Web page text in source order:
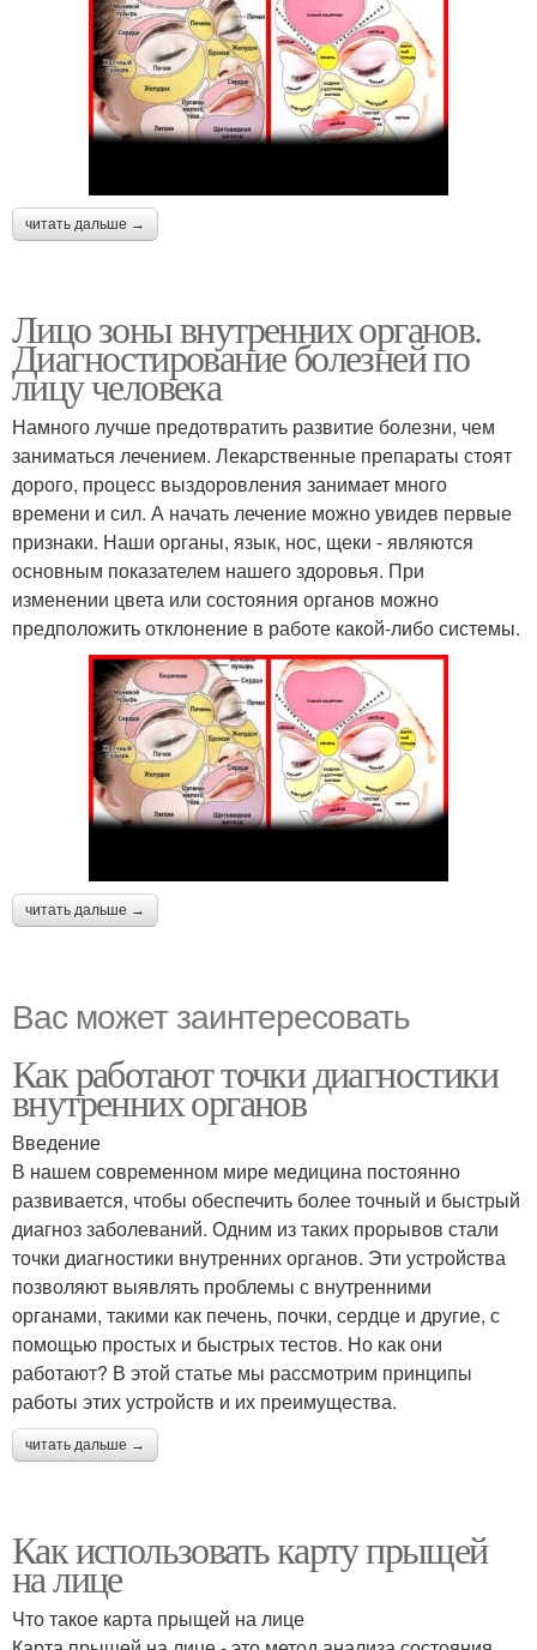
читать дальше →
Лицо зоны внутренних органов.
Диагностирование болезней по
лицу человека
Намного лучше предотвратить развитие болезни, чем
заниматься лечением. Лекарственные препараты стоят
дорого, процесс выздоровления занимает много
времени и сил. А начать лечение можно увидев первые
признаки. Наши органы, язык, нос, щеки - являются
основным показателем нашего здоровья. При
изменении цвета или состояния органов можно
предположить отклонение в работе какой-либо системы.
читать дальше →
Вас может заинтересовать
Как работают точки диагностики
внутренних органов
Введение
В нашем современном мире медицина постоянно
развивается, чтобы обеспечить более точный и быстрый
диагноз заболеваний. Одним из таких прорывов стали
точки диагностики внутренних органов. Эти устройства
позволяют выявлять проблемы с внутренними
органами, такими как печень, почки, сердце и другие, с
помощью простых и быстрых тестов. Но как они
работают? В этой статье мы рассмотрим принципы
работы этих устройств и их преимущества.
читать дальше →
Как использовать карту прыщей
на лице
Что такое карта прыщей на лице